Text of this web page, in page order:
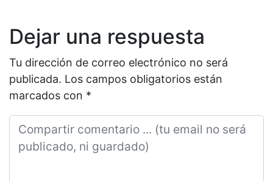
Dejar una respuesta
Tu dirección de correo electrónico no será
publicada. Los campos obligatorios están
marcados con *